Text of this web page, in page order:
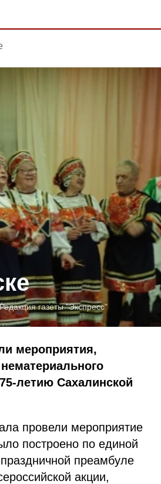
газеты "Экспресс"
мероприятия,
летию Сахалинской
провели мероприятие
построено по единой
преамбуле
акции,